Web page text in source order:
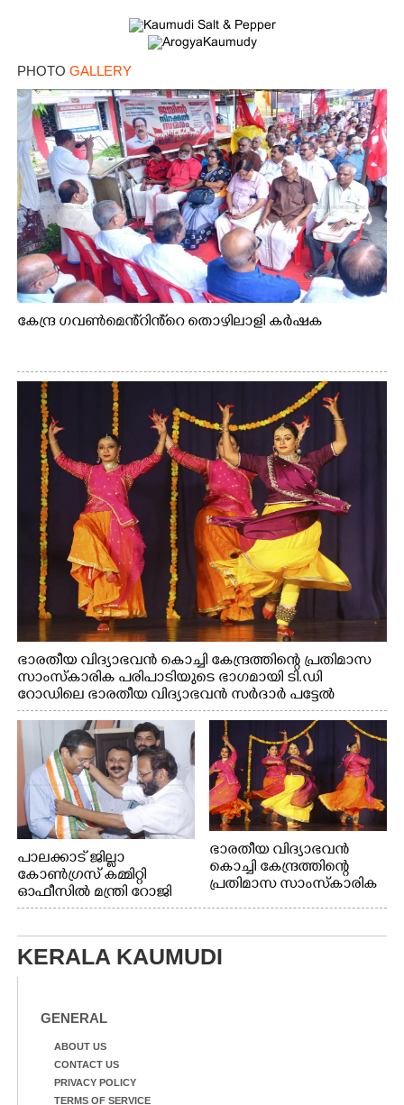
PHOTO GALLERY
കേന്ദ്ര ഗവൺമെൻ്റിൻ്റെ തൊഴിലാളി കർഷക
ഭാരതീയ വിദ്യാഭവൻ കൊച്ചി കേന്ദ്രത്തിന്റെ പ്രതിമാസ
സാംസ്കാരിക പരിപാടിയുടെ ഭാഗമായി ടി.ഡി
റോഡിലെ ഭാരതീയ വിദ്യാഭവൻ സർദാർ പട്ടേൽ
സഭാഗൃഹത്തിൽ എം. അക്ഷതയുടെ നേതൃത്വത്തിൽ
അവതരിപ്പിച്ച ലയ നമൻ കഥക് നൃത്തത്തിൽ നിന്ന്
പാലക്കാട് ജില്ലാ
കോൺഗ്രസ് കമ്മിറ്റി
ഓഫീസിൽ മന്ത്രി റോജി
എം ജോണിന്
ഭാരതീയ വിദ്യാഭവൻ
കൊച്ചി കേന്ദ്രത്തിന്റെ
പ്രതിമാസ സാംസ്കാരിക
വിദ്യാഭവൻ സർദാർ
പട്ടേൽ സഭാഗൃഹത്തിൽ
എം. അക്ഷതയുടെ
KERALA KAUMUDI
GENERAL
ABOUT US
CONTACT US
PRIVACY POLICY
TERMS OF SERVICE